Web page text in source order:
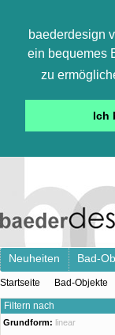
baederdesign
ein bequemes
zu
Ich
Neuheiten Bad-
Startseite Bad-Objekte
Filtern nach
Grundform: linear